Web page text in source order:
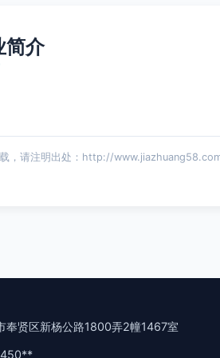
简介
，请注明出处：http://
奉贤区新杨公路1800弄2幢1467室